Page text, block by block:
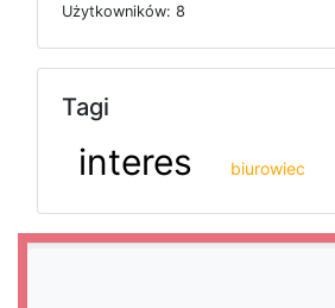
Użytkowników: 8
Tagi
interes biurowiec